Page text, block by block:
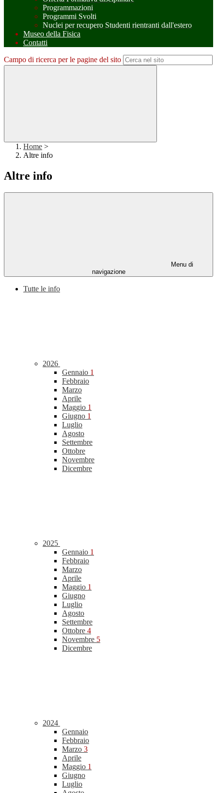
Programmazioni
Programmi Svolti
Nuclei per recupero Studenti rientranti dall'estero
Museo della Fisica
Contatti
Campo di ricerca per le pagine del sito
Home >
Altre info
Altre info
Menu di
navigazione
Tutte le info
2026
Gennaio 1
Febbraio
Marzo
Aprile
Maggio 1
Giugno 1
Luglio
Agosto
Settembre
Ottobre
Novembre
Dicembre
2025
Gennaio 1
Febbraio
Marzo
Aprile
Maggio 1
Giugno
Luglio
Agosto
Settembre
Ottobre 4
Novembre 5
Dicembre
2024
Gennaio
Febbraio
Marzo 3
Aprile
Maggio 1
Giugno
Luglio